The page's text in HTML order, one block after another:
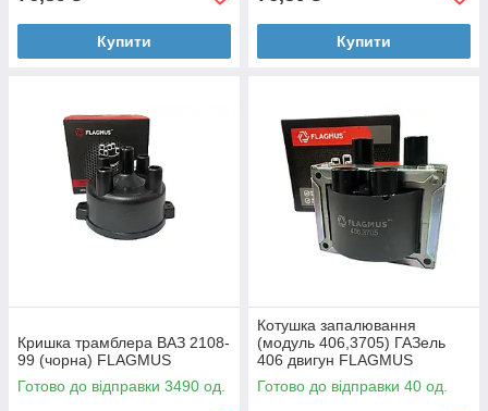
Купити Купити
Кришка трамблера ВАЗ 2108-
99 (чорна) FLAGMUS
Готово до відправки 3490 од.
Котушка запалювання
(модуль 406,3705) ГАЗель
406 двигун FLAGMUS
Готово до відправки 40 од.